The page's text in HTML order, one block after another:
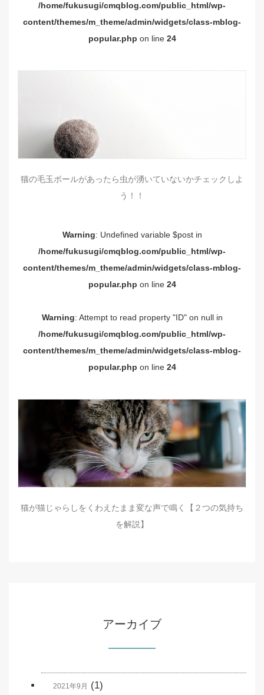
/home/fukusugi/cmqblog.com/public_html/wp-
content/themes/m_theme/admin/widgets/class-mblog-
popular.php on line 24
猫の毛玉ボールがあったら虫が湧いていないかチェックしよ
う！！
Warning: Undefined variable $post in
/home/fukusugi/cmqblog.com/public_html/wp-
content/themes/m_theme/admin/widgets/class-mblog-
popular.php on line 24
Warning: Attempt to read property "ID" on null in
/home/fukusugi/cmqblog.com/public_html/wp-
content/themes/m_theme/admin/widgets/class-mblog-
popular.php on line 24
猫が猫じゃらしをくわえたまま変な声で鳴く【２つの気持ち
を解説】
アーカイブ
2021年9月 (1)